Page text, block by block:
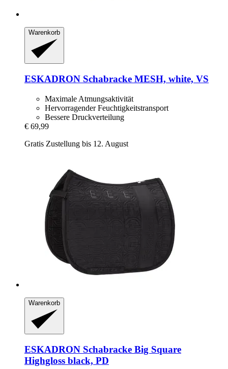
Warenkorb
ESKADRON Schabracke MESH, white, VS
Maximale Atmungsaktivität
Hervorragender Feuchtigkeitstransport
Bessere Druckverteilung
€ 69,99
Gratis Zustellung bis 12. August
Warenkorb
ESKADRON Schabracke Big Square
Highgloss black, PD